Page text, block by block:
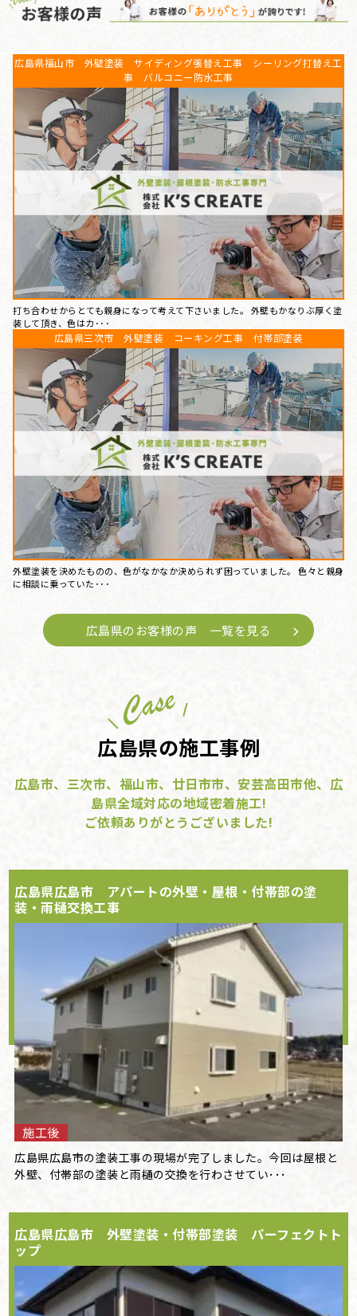
広島県福山市 外壁塗装 サイディング張替え工事 シーリング打替え工
事 バルコニー防水工事
打ち合わせからとても親身になって考えて下さいました。 外壁もかなりぶ厚く塗
装して頂き、色はカ･･･
広島県三次市 外壁塗装 コーキング工事 付帯部塗装
外壁塗装を決めたものの、色がなかなか決められず困っていました。 色々と親身
に相談に乗っていた･･･
広島県のお客様の声 一覧を見る
広島県の施工事例
広島市、三次市、福山市、廿日市市、安芸高田市他、広
島県全域対応の地域密着施工!
ご依頼ありがとうございました!
広島県広島市 アパートの外壁・屋根・付帯部の塗
装・雨樋交換工事
施工後
広島県広島市の塗装工事の現場が完了しました。今回は屋根と
外壁、付帯部の塗装と雨樋の交換を行わさせてい･･･
広島県広島市 外壁塗装・付帯部塗装 パーフェクトト
ップ